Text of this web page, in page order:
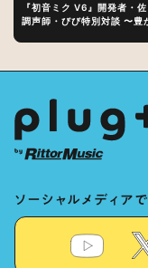
『初音ミク V6』開発者・
調声師・びび特別対談 〜豊
ソーシャルメディア